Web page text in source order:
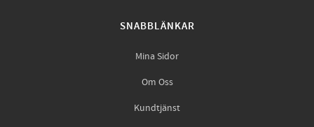
SNABBLÄNKAR
Mina Sidor
Om Oss
Kundtjänst